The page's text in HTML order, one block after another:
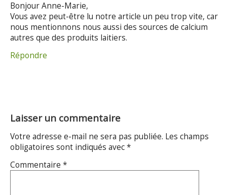
Bonjour Anne-Marie,
Vous avez peut-être lu notre article un peu trop vite, car
nous mentionnons nous aussi des sources de calcium
autres que des produits laitiers.
Répondre
Laisser un commentaire
Votre adresse e-mail ne sera pas publiée. Les champs
obligatoires sont indiqués avec*
Commentaire *